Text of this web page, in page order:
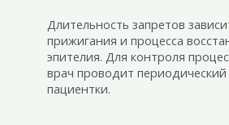
Длительность запретов
прижигания и процесса
эпителия. Для контроля
врач проводит
пациентки.